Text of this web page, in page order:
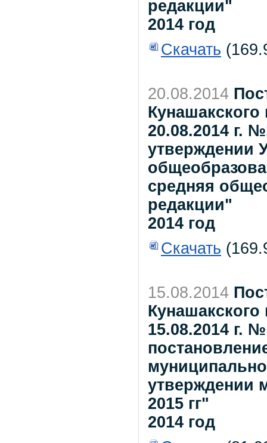
редакции"
2014 год
Скачать
20.08.2014
20.08.2014 г.
утверждении
средняя
редакции"
2014 год
Скачать
15.08.2014
15.08.2014 г.
утверждении
2015 гг"
2014 год